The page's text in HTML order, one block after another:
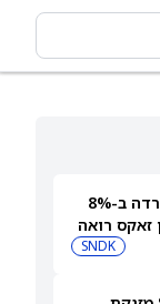
למה מניית סנדיסק (SNDK) ירדה ב-8%
זאקס רואה
SNDK